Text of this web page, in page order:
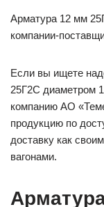
Арматура 12 мм
компании-
Если вы ищете
25Г2С диаметром
компанию АО
продукцию по
доставку как
вагонами.